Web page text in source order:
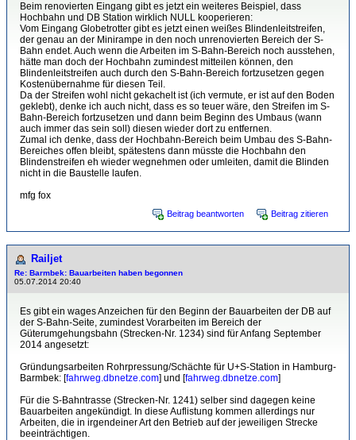
Beim renovierten Eingang gibt es jetzt ein weiteres Beispiel, dass
Hochbahn und DB Station wirklich NULL kooperieren:
Vom Eingang Globetrotter gibt es jetzt einen weißes Blindenleitstreifen,
der genau an der Minirampe in den noch unrenovierten Bereich der S-
Bahn endet. Auch wenn die Arbeiten im S-Bahn-Bereich noch ausstehen,
hätte man doch der Hochbahn zumindest mitteilen können, den
Blindenleitstreifen auch durch den S-Bahn-Bereich fortzusetzen gegen
Kostenübernahme für diesen Teil.
Da der Streifen wohl nicht gekachelt ist (ich vermute, er ist auf den Boden
geklebt), denke ich auch nicht, dass es so teuer wäre, den Streifen im S-
Bahn-Bereich fortzusetzen und dann beim Beginn des Umbaus (wann
auch immer das sein soll) diesen wieder dort zu entfernen.
Zumal ich denke, dass der Hochbahn-Bereich beim Umbau des S-Bahn-
Bereiches offen bleibt, spätestens dann müsste die Hochbahn den
Blindenstreifen eh wieder wegnehmen oder umleiten, damit die Blinden
nicht in die Baustelle laufen.
mfg fox
Beitrag beantworten Beitrag zitieren
Railjet
Re: Barmbek: Bauarbeiten haben begonnen
05.07.2014 20:40
Es gibt ein wages Anzeichen für den Beginn der Bauarbeiten der DB auf
der S-Bahn-Seite, zumindest Vorarbeiten im Bereich der
Güterumgehungsbahn (Strecken-Nr. 1234) sind für Anfang September
2014 angesetzt:
Gründungsarbeiten Rohrpressung/Schächte für U+S-Station in Hamburg-
Barmbek: [fahrweg.dbnetze.com] und [fahrweg.dbnetze.com]
Für die S-Bahntrasse (Strecken-Nr. 1241) selber sind dagegen keine
Bauarbeiten angekündigt. In diese Auflistung kommen allerdings nur
Arbeiten, die in irgendeiner Art den Betrieb auf der jeweiligen Strecke
beeinträchtigen.